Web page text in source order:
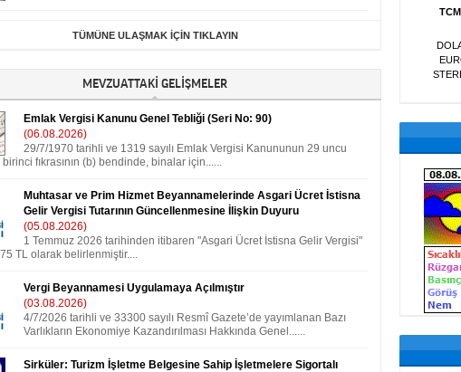
TÜMÜNE ULAŞMAK İÇİN TIKLAYIN
MEVZUATTAKİ GELİŞMELER
Emlak Vergisi Kanunu Genel Tebliği (Seri No: 90)
(06.08.2026)
29/7/1970 tarihli ve 1319 sayılı Emlak Vergisi Kanununun 29 uncu
fıkrasının (b) bendinde, binalar için......
Muhtasar ve Prim Hizmet Beyannamelerinde Asgari Ücret İstisna
Gelir Vergisi Tutarının Güncellenmesine İlişkin Duyuru
(05.08.2026)
1 Temmuz 2026 tarihinden itibaren "Asgari Ücret İstisna Gelir Vergisi"
TL olarak belirlenmiştir....
Vergi Beyannamesi Uygulamaya Açılmıştır
(03.08.2026)
4/7/2026 tarihli ve 33300 sayılı Resmî Gazete’de yayımlanan Bazı
Varlıkların Ekonomiye Kazandırılması Hakkında Genel......
Sirküler: Turizm İşletme Belgesine Sahip İşletmelere Sigortalı